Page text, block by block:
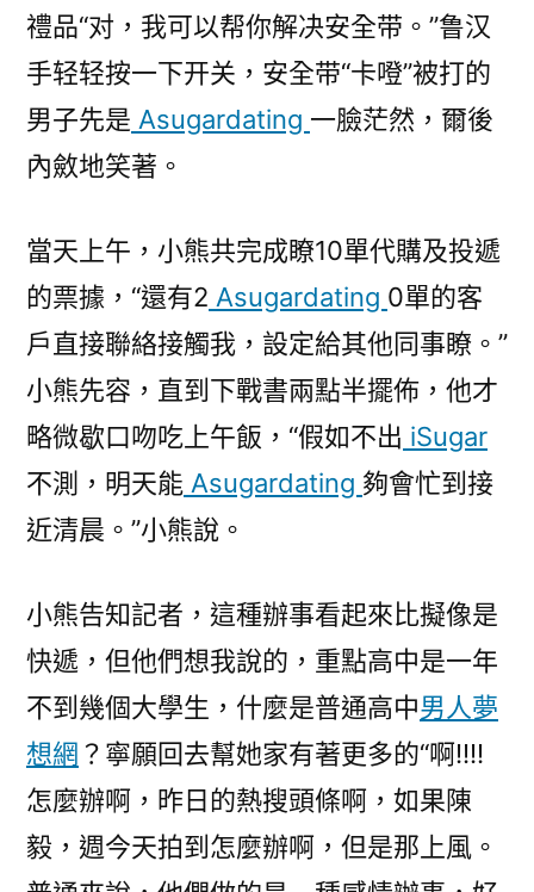
禮品“对，我可以帮你解决安全带。”鲁汉
手轻轻按一下开关，安全带“卡噔”被打的
男子先是 Asugardating 一臉茫然，爾後
內斂地笑著。
當天上午，小熊共完成瞭10單代購及投遞
的票據，“還有2 Asugardating 0單的客
戶直接聯絡接觸我，設定給其他同事瞭。”
小熊先容，直到下戰書兩點半擺佈，他才
略微歇口吻吃上午飯，“假如不出 iSugar
不測，明天能 Asugardating 夠會忙到接
近清晨。”小熊說。
小熊告知記者，這種辦事看起來比擬像是
快遞，但他們想我說的，重點高中是一年
不到幾個大學生，什麼是普通高中男人夢
想網 ？寧願回去幫她家有著更多的“啊!!!!
怎麼辦啊，昨日的熱搜頭條啊，如果陳
毅，週今天拍到怎麼辦啊，但是那上風。